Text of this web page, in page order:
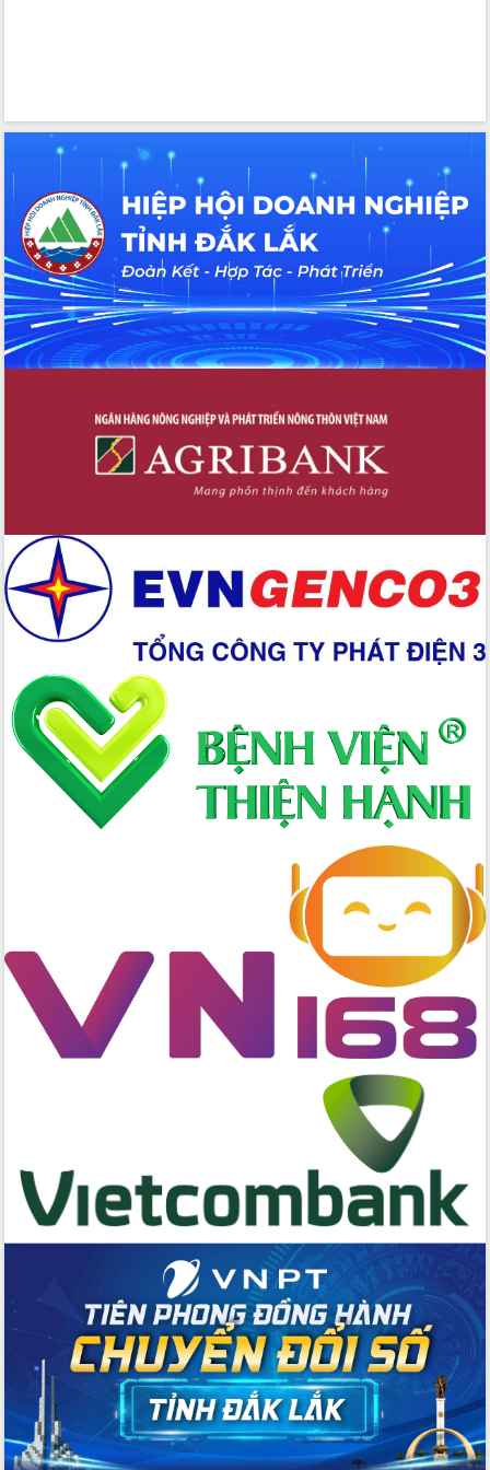
tại Đắk Lắk
Hội nghị Ban Chấp hành Đảng bộ tỉnh
Đắk Lắk lần thứ 2 (mở rộng)
Tập trung giải phóng mặt bằng, đẩy
nhanh tiến độ Tuyến đường bộ ven
biển
Gỡ khó, khởi công xây dựng, sửa chữa
toàn bộ nhà ở cho hộ dân đúng tiến độ
đề ra
UBND tỉnh Đắk Lắk tổng kết công tác
quốc phòng, quân sự địa phương năm
Tập trung triển khai quyết liệt, đồng bộ
các giải pháp nhằm thực hiện hiệu quả
các nhiệm vụ đề ra năm 2025
Phát huy vai trò của người có uy tín
Nông sản Tây Nguyên thu hút doanh
nghiệp nước ngoài
Đắk Lắk định vị thương hiệu du lịch
“Biển – Rừng – Cà phê” trong không
gian phát triển mới
Hội nghị chia sẻ kinh nghiệm, chuyển
giao kỹ thuật y tế, định hướng phát
triển chuyên sâu đến 2030
Chuyển đổi số mở ra không gian phát
triển trong lĩnh vực văn hóa, du lịch
Công bố quyết định của Ban Thường
vụ Tỉnh ủy về công tác cán bộ.
bền vững
Đẩy nhanh công tác khắc phục, ổn
định đời sống Nhân dân sau bão số 13
Bí thư Tỉnh ủy Lương Nguyễn Minh
Triết dự Ngày hội đại đoàn kết tại
Phó Thủ tướng Chính phủ Mai Văn
Chính chia sẻ, động viên người dân
chịu ảnh hưởng nặng từ bão số 13
Chủ tịch UBND tỉnh kiểm tra công tác
phòng, chống bão số 13 tại các địa
bàn xung yếu
Tập trung đẩy nhanh giải ngân nguồn
vốn các chương trình mục tiêu quốc
gia
Xã Ea H'leo giữ vững và nâng cao chất
lượng các tiêu chí nông thôn mới
Công bố quyết định của Ban Thường
vụ Tỉnh ủy về công tác cán bộ